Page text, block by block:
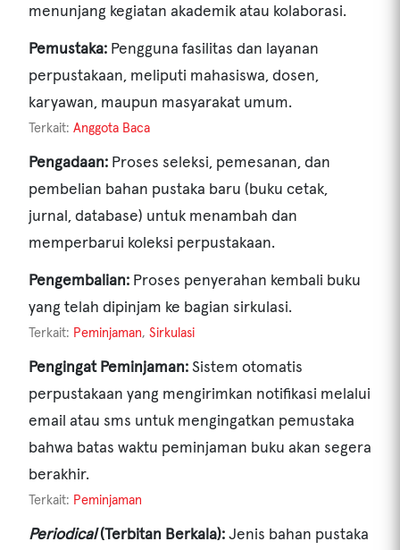
menunjang kegiatan akademik atau kolaborasi.
Pemustaka: Pengguna fasilitas dan layanan
perpustakaan, meliputi mahasiswa, dosen,
karyawan, maupun masyarakat umum.
Terkait: Anggota Baca
Pengadaan: Proses seleksi, pemesanan, dan
pembelian bahan pustaka baru (buku cetak,
jurnal, database) untuk menambah dan
memperbarui koleksi perpustakaan.
Pengembalian: Proses penyerahan kembali buku
yang telah dipinjam ke bagian sirkulasi.
Terkait: Peminjaman, Sirkulasi
Pengingat Peminjaman:Sistem otomatis
perpustakaan yang mengirimkan notifikasi melalui
email atau sms untuk mengingatkan pemustaka
bahwa batas waktu peminjaman buku akan segera
berakhir.
Terkait: Peminjaman
Periodical(Terbitan Berkala):Jenis bahan pustaka